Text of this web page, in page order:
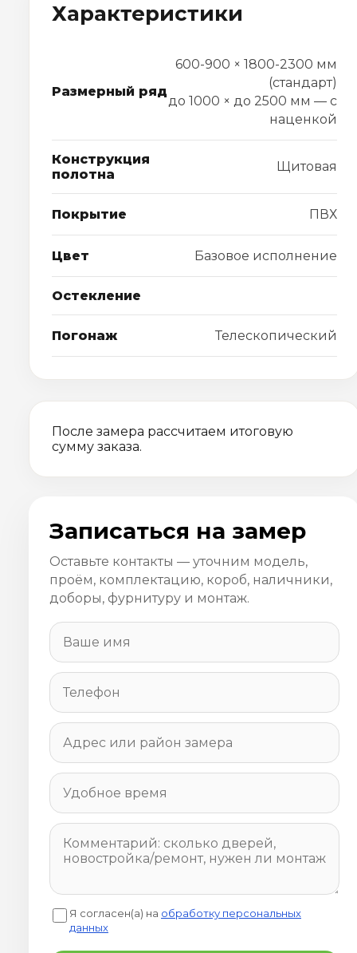
Характеристики
Размерный ряд
600-900 × 1800-2300 мм
(стандарт)
до 1000 × до 2500 мм — с
наценкой
Конструкция
полотна
Щитовая
Покрытие ПВХ
Цвет Базовое исполнение
Остекление
Погонаж Телескопический
После замера рассчитаем итоговую
сумму заказа.
Записаться на замер
Оставьте контакты — уточним модель,
проём, комплектацию, короб, наличники,
доборы, фурнитуру и монтаж.
Я согласен(а) на обработку персональных
данных